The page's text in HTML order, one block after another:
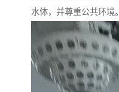
水体，并尊重公共环境。